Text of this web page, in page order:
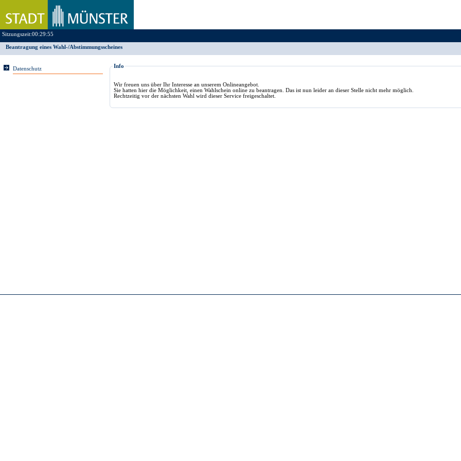
Sitzungszeit:00:29:55
Beantragung eines Wahl-/Abstimmungsscheines
Datenschutz Info
Wir freuen uns über Ihr Interesse an unserem Onlineangebot.
Sie hatten hier die Möglichkeit, einen Wahlschein online zu beantragen. Das ist nun leider an dieser Stelle nicht mehr möglich.
Rechtzeitig vor der nächsten Wahl wird dieser Service freigeschaltet.